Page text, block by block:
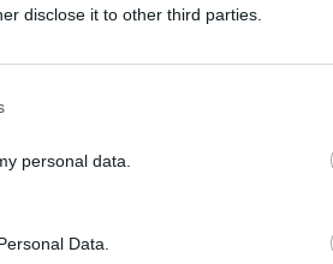
disclose it to other third parties.
personal data.
Data.
infatti,
a situazioni
precedentemente li
ha accolto il ricorso
delle